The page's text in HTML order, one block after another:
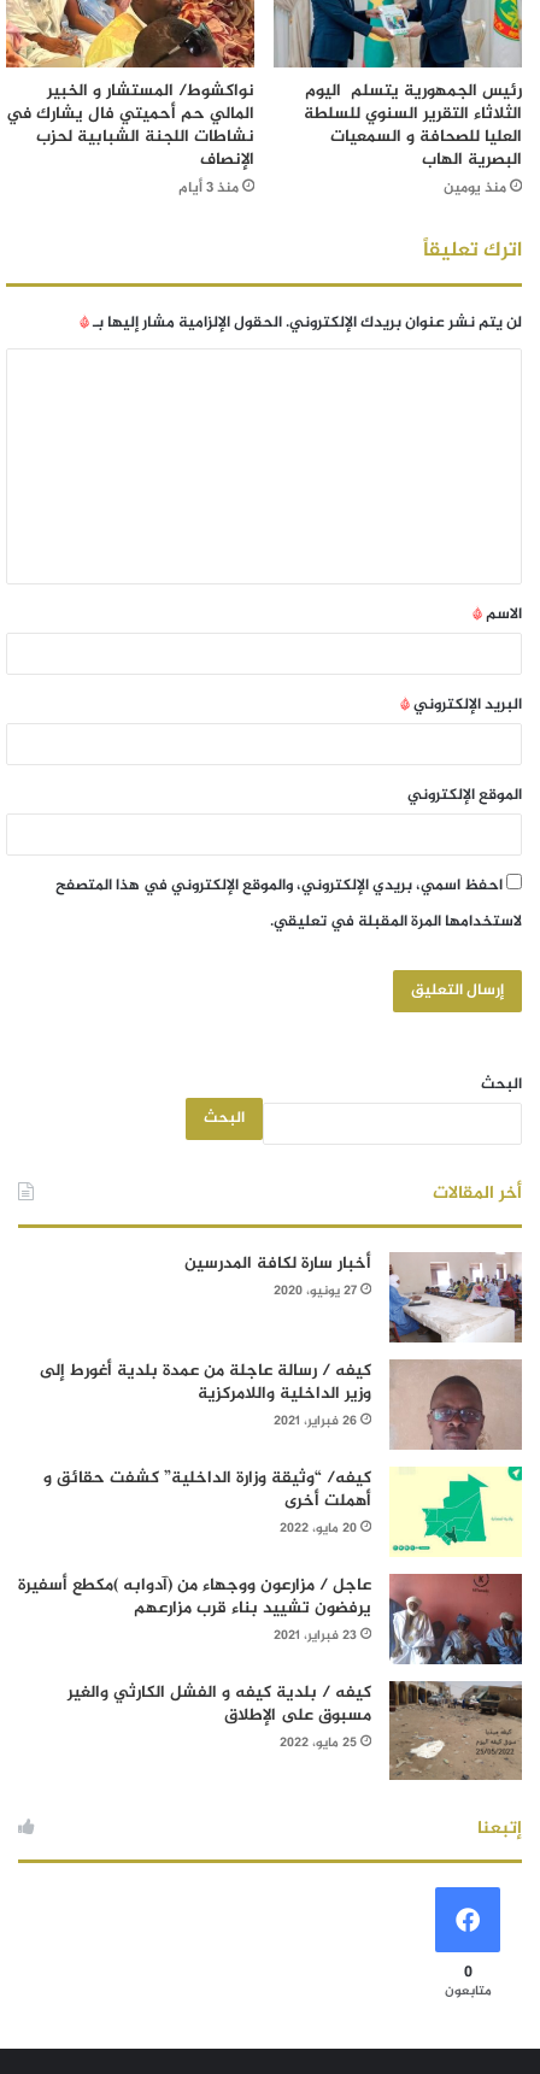
رئيس الجمهورية يتسلم اليوم
الثلاثاء التقرير السنوي للسلطة
العليا للصحافة و السمعيات
البصرية الهاب
منذ يومين
نواكشوط/ المستشار و الخبير
المالي حم أحميتي فال يشارك في
نشاطات اللجنة الشبابية لحزب
الإنصاف
منذ 3 أيام
اترك تعليقاً
لن يتم نشر عنوان بريدك الإلكتروني.الحقول الإلزامية مشار إليها بـ*
الاسم*
البريد الإلكتروني*
الموقع الإلكتروني
احفظ اسمي، بريدي الإلكتروني، والموقع الإلكتروني في هذا المتصفح
لاستخدامها المرة المقبلة في تعليقي.
البحث
البحث
أخر المقالات
أخبار سارة لكافة المدرسين
27 يونيو، 2020
كيفه / رسالة عاجلة من عمدة بلدية أغورط إلى
وزير الداخلية واللامركزية
26 فبراير، 2021
كيفه/ “وثيقة وزارة الداخلية” كشفت حقائق و
أهملت أخرى
20 مايو، 2022
عاجل / مزارعون ووجهاء من (آدوابه )مكطع أسفيرة
يرفضون تشييد بناء قرب مزارعهم
23 فبراير، 2021
كيفه / بلدية كيفه و الفشل الكارثي والغير
مسبوق على الإطلاق
25 مايو، 2022
إتبعنا
0
متابعون